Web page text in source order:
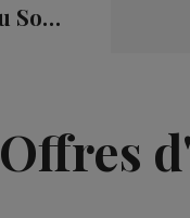
La Musique au Sommet
Offres